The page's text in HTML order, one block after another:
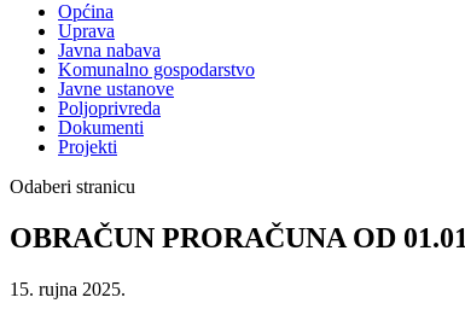
Općina
Uprava
Javna nabava
Komunalno gospodarstvo
Javne ustanove
Poljoprivreda
Dokumenti
Projekti
Odaberi stranicu
OBRAČUN PRORAČUNA OD
15. rujna 2025.